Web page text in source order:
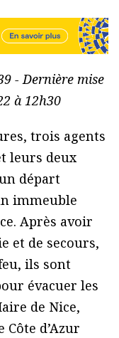
- Dernière mise
à 12h30
trois agents
leurs deux
départ
immeuble
Après avoir
et de secours,
ils sont
évacuer les
de Nice,
d’Azur